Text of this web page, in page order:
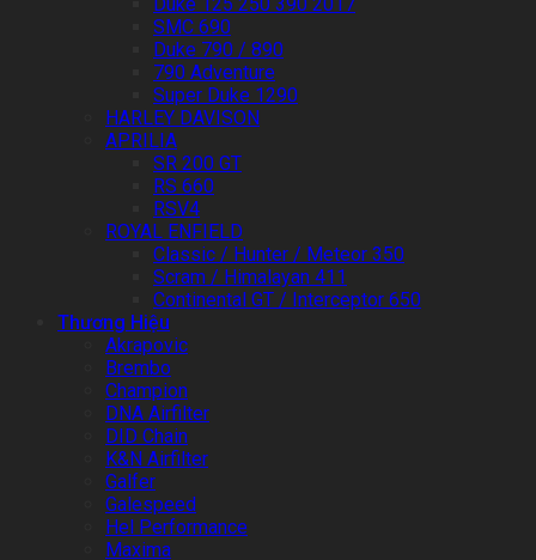
SMC 690
Duke 790 / 890
790 Adventure
Super Duke 1290
HARLEY DAVISON
APRILIA
SR 200 GT
RS 660
RSV4
ROYAL ENFIELD
Classic / Hunter / Meteor 350
Scram / Himalayan 411
Continental GT / Interceptor 650
Thương Hiệu
Akrapovic
Brembo
Champion
DNA Airfilter
DID Chain
K&N Airfilter
Galfer
Galespeed
Hel Performance
Maxima